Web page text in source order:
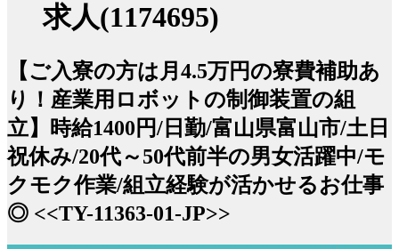
求人(1174695)
【ご入寮の方は月4.5万円の寮費補助あ
り！産業用ロボットの制御装置の組
立】時給1400円/日勤/富山県富山市/土日
祝休み/20代～50代前半の男女活躍中/モ
クモク作業/組立経験が活かせるお仕事
◎ <<TY-11363-01-JP>>